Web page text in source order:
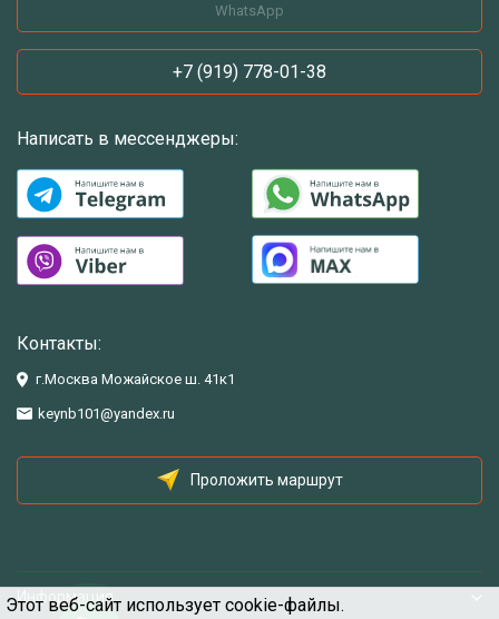
Этот веб-сайт использует cookie-файлы.
WhatsApp
+7 (919) 778-01-38
Написать в мессенджеры:
Контакты:
г.Москва Можайское ш. 41к1
keynb101@yandex.ru
Проложить маршрут
Информация